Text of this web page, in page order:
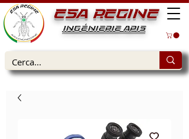
ESA REGINE
INGÉNIERIE APIS